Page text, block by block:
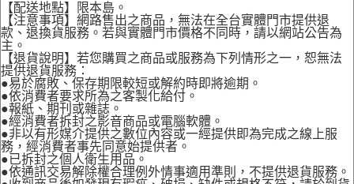
【配送地點】限本島。
【注意事項】網路售出之商品，無法在全台實體門市提供退
款、退換貨服務。若與實體門市價格不同時，請以網站公告為
主。
【退貨說明】若您購買之商品或服務為下列情形之一，恕無法
提供退貨服務：
●易於腐敗、保存期限較短或解約時即將逾期。
●依消費者要求所為之客製化給付。
●報紙、期刊或雜誌。
●經消費者拆封之影音商品或電腦軟體。
●非以有形媒介提供之數位內容或一經提供即為完成之線上服
務，經消費者事先同意始提供者。
●已拆封之個人衛生用品。
●依通訊交易解除權合理例外情事適用準則，不提供退貨服務。